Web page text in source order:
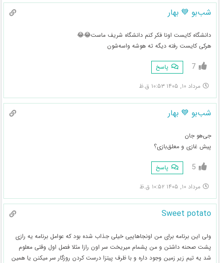
شب‌بو 💙 بهار
دانشگاه کایست اونا فکر کنم دانشگاه شریف ماست😂😂
هرکی کایست رفته دیگه ته هوشه واسه‌شون
7 پاسخ
مرداد ۱۰, ۱۴۰۵ ۱۰:۵۳ ق.ظ
شب‌بو 💙 بهار
جی‌هو جان
پیش غازی و معلق‌بازی؟
5 پاسخ
مرداد ۱۰, ۱۴۰۵ ۱۰:۵۲ ق.ظ
Sweet potato
ولی این برنامه برای من اونجاهاییی خیلی جذاب شده بود که عوامل برنامه یه رازی
پشت صحنه داشتن و من پشمام میریخت سر اون رازا مثلا فصل اول وقتی معلوم
شد یه تیم زیر زمین وجود داره و با ظرف پیتزا درست کردن روزگار سر میکنن یا همین